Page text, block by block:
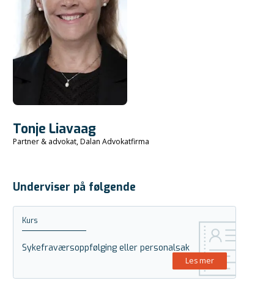
Tonje Liavaag
Partner & advokat, Dalan Advokatfirma
Underviser på følgende
Kurs
Sykefraværsoppfølging eller personalsak
Les mer